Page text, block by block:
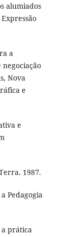
alumiados
a
Nova
e
e
1987.
Pedagogia
a prática